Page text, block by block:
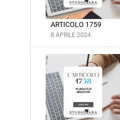
ARTICOLO 1759
8 APRILE 2024